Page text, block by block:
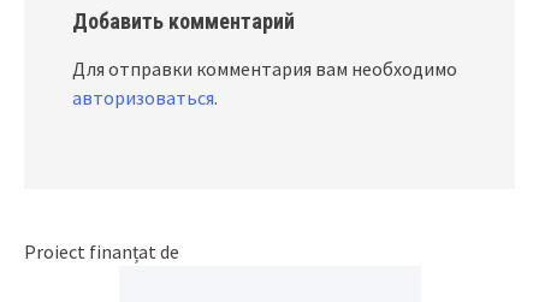
Добавить комментарий
Для отправки комментария вам необходимо
авторизоваться.
Proiect finanțat de